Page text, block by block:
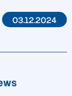
03.12.2024